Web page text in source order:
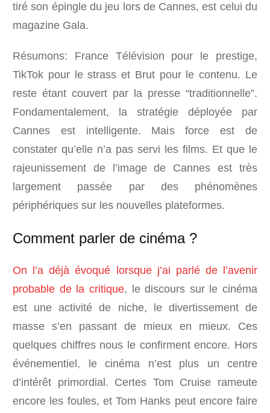
tiré son épingle du jeu lors de Cannes, est celui du
magazine Gala.
Résumons: France Télévision pour le prestige,
TikTok pour le strass et Brut pour le contenu. Le
reste étant couvert par la presse “traditionnelle”.
Fondamentalement, la stratégie déployée par
Cannes est intelligente. Mais force est de
constater qu’elle n’a pas servi les films. Et que le
rajeunissement de l’image de Cannes est très
largement passée par des phénomènes
périphériques sur les nouvelles plateformes.
Comment parler de cinéma ?
On l’a déjà évoqué lorsque j’ai parlé de l’avenir
probable de la critique, le discours sur le cinéma
est une activité de niche, le divertissement de
masse s’en passant de mieux en mieux. Ces
quelques chiffres nous le confirment encore. Hors
événementiel, le cinéma n’est plus un centre
d’intérêt primordial. Certes Tom Cruise rameute
encore les foules, et Tom Hanks peut encore faire